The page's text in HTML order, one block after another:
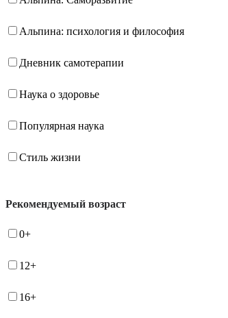
Альпина: психология и философия
Дневник самотерапии
Наука о здоровье
Популярная наука
Стиль жизни
Рекомендуемый возраст
0+
12+
16+